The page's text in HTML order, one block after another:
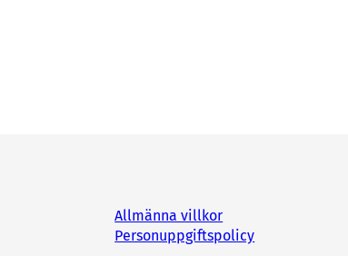
Allmänna villkor
Personuppgiftspolicy